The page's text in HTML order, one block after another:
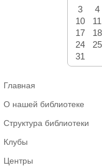
3
4
10
11
17
18
24
25
31
Главная
О нашей библиотеке
Структура библиотеки
Клубы
Центры